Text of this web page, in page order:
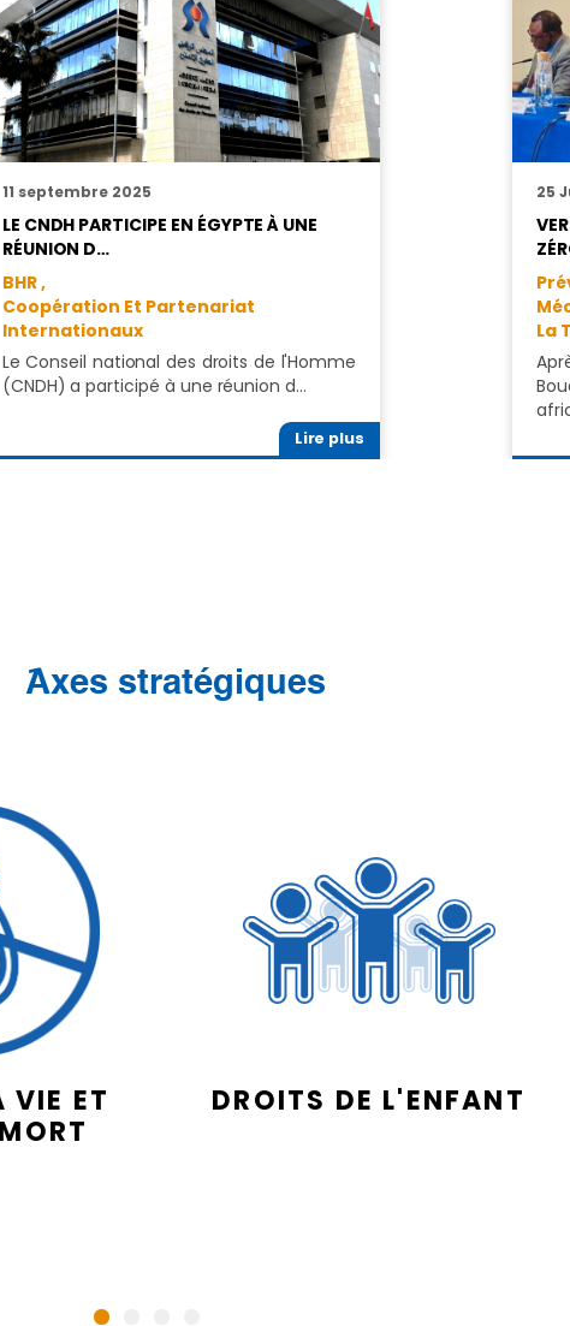
11 septembre 2025
LE CNDH PARTICIPE EN ÉGYPTE À UNE
RÉUNION D…
BHR ,
Coopération Et Partenariat
Internationaux
Le Conseil national des droits de l'Homme
(CNDH) a participé à une réunion d…
Lire plus
25
La
َAxes stratégiques
VIE ET
DROITS DE L'ENFANT